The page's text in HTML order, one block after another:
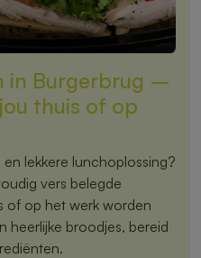
in Burgerbrug –
thuis of op
lekkere lunchoplossing?
vers belegde
of op het werk worden
heerlijke broodjes, bereid